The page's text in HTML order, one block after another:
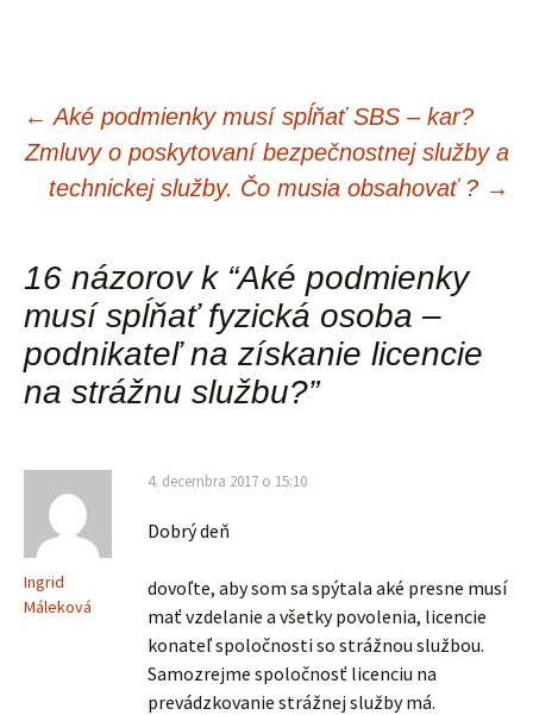
Navigácia
článkami
← Aké podmienky musí spĺňať SBS – kar?
Zmluvy o poskytovaní bezpečnostnej služby a
technickej služby. Čo musia obsahovať ? →
16 názorov k “Aké podmienky
musí spĺňať fyzická osoba –
podnikateľ na získanie licencie
na strážnu službu?”
Ingrid
Máleková
4. decembra 2017 o 15:10
Dobrý deň
dovoľte, aby som sa spýtala aké presne musí
mať vzdelanie a všetky povolenia, licencie
konateľ spoločnosti so strážnou službou.
Samozrejme spoločnosť licenciu na
prevádzkovanie strážnej služby má.